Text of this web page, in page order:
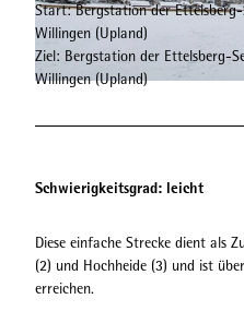
© Tourist-Information Willingen, David Heise |
© Wintersport-Arena Sauerland, Stephan Peters |
Start: Bergstation der
Willingen (Upland)
Ziel: Bergstation der Ettelsberg-
Willingen (Upland)
Schwierigkeitsgrad: leicht
Diese einfache Strecke dient als
(2) und Hochheide (3) und ist
erreichen.